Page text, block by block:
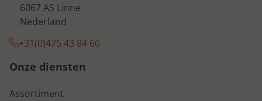
6067 AS Linne
Nederland
+31(0)475 43 84 60
Onze diensten
Assortiment